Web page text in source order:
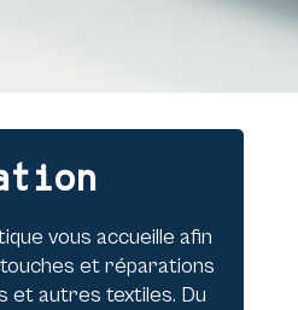
vous accueille afin
et réparations
et autres textiles. Du